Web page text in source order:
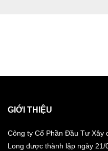
GIỚI THIỆU
Công ty Cổ Phần Đầu Tư Xây
Long được thành lập ngày